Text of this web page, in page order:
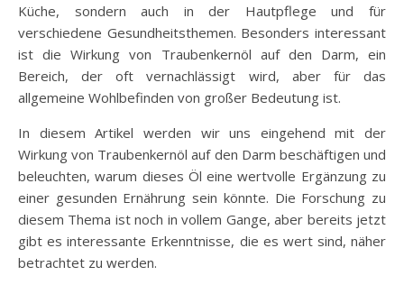
Küche, sondern auch in der Hautpflege und für
verschiedene Gesundheitsthemen. Besonders interessant
ist die Wirkung von Traubenkernöl auf den Darm, ein
Bereich, der oft vernachlässigt wird, aber für das
allgemeine Wohlbefinden von großer Bedeutung ist.
In diesem Artikel werden wir uns eingehend mit der
Wirkung von Traubenkernöl auf den Darm beschäftigen und
beleuchten, warum dieses Öl eine wertvolle Ergänzung zu
einer gesunden Ernährung sein könnte. Die Forschung zu
diesem Thema ist noch in vollem Gange, aber bereits jetzt
gibt es interessante Erkenntnisse, die es wert sind, näher
betrachtet zu werden.